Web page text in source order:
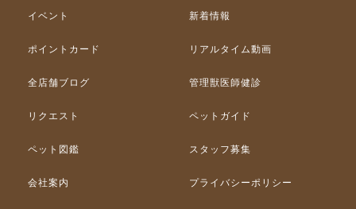
イベント 新着情報
ポイントカード リアルタイム動画
全店舗ブログ 管理獣医師健診
リクエスト ペットガイド
ペット図鑑 スタッフ募集
会社案内 プライバシーポリシー